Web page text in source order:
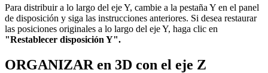
Para distribuir a lo largo del eje Y, cambie a la pestaña Y en el panel
de disposición y siga las instrucciones anteriores. Si desea restaurar
las posiciones originales a lo largo del eje Y, haga clic en
"Restablecer disposición Y".
ORGANIZAR en 3D con el eje Z